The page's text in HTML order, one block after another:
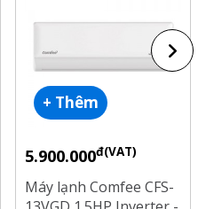
+ Thêm
5.900.000đ(VAT)
Máy lạnh Comfee CFS-